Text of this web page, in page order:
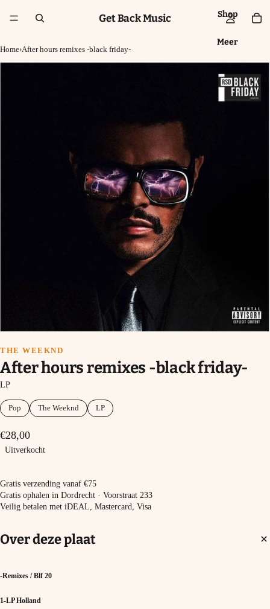
Shop
Meer
Get Back Music
Home›After hours remixes -black friday-
THE WEEKND
After hours remixes -black friday-
LP
Pop The Weeknd LP
€28,00
Uitverkocht
Uitverkocht
Gratis verzending vanaf €75
Gratis ophalen in Dordrecht · Voorstraat 233
Veilig betalen met iDEAL, Mastercard, Visa
Over deze plaat
-Remixes / Blf 20
1-LP Holland